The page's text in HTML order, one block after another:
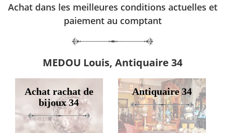
Achat dans les meilleures conditions actuelles et
paiement au comptant
MEDOU Louis, Antiquaire 34
Achat rachat de
bijoux 34
Antiquaire 34